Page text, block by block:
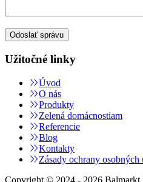
Užitočné linky
Úvod
O nás
Produkty
Zelená domácnostiam
Referencie
Blog
Kontakty
Zásady ochrany osobných
Copyright © 2024 - 2026 Balmarkt